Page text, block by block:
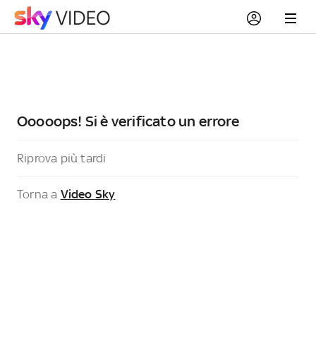
Ooooops! Si è verificato un errore
Riprova più tardi
Torna a Video Sky